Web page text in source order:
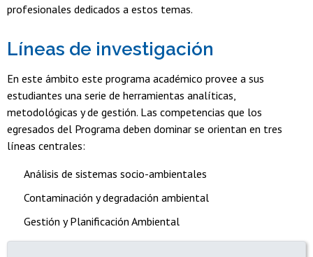
profesionales dedicados a estos temas.
Líneas de investigación
En este ámbito este programa académico provee a sus
estudiantes una serie de herramientas analíticas,
metodológicas y de gestión. Las competencias que los
egresados del Programa deben dominar se orientan en tres
líneas centrales:
Análisis de sistemas socio-ambientales
Contaminación y degradación ambiental
Gestión y Planificación Ambiental